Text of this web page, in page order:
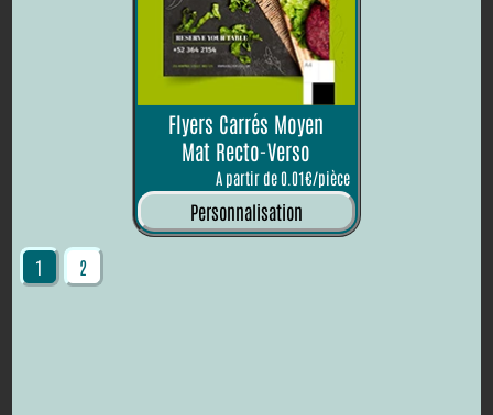
Flyers Carrés Moyen
Mat Recto-Verso
A partir de 0.01€/pièce
Personnalisation
1 2